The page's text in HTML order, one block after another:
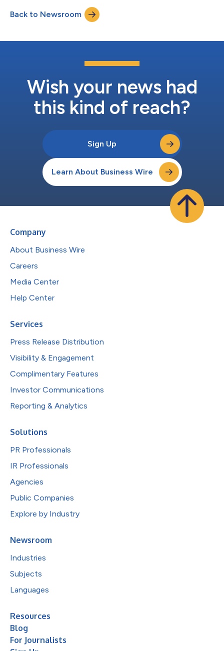
Event soll ein wichtiger Begegnungsort für führende
Wissenschaftler, politische Entscheidungsträger, Experten aus
der Tech-Industrie, Ethiker und ander...
Back to Newsroom
Wish your news had
this kind of reach?
Sign Up
Learn About Business Wire
Company
About Business Wire
Careers
Media Center
Help Center
Services
Press Release Distribution
Visibility & Engagement
Complimentary Features
Investor Communications
Reporting & Analytics
Solutions
PR Professionals
IR Professionals
Agencies
Public Companies
Explore by Industry
Newsroom
Industries
Subjects
Languages
Resources
Blog
For Journalists